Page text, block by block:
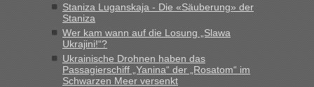
Recht, Visa und Dokumente • Re: Deklaration
gebrauchter Kleidung beim Zoll
„Vielen Dank, mit einem Briefchen meiner Frau im Gepäck
gab es keine Probleme“
Staniza Luganskaja - Die «Säuberung» der
Staniza
Wer kam wann auf die Losung „Slawa
Ukrajini!“?
Ukrainische Drohnen haben das
Passagierschiff „Yanina“ der „Rosatom“ im
Schwarzen Meer versenkt